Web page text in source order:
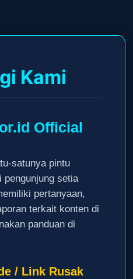
Kami
Official
satunya pintu
pengunjung setia
pertanyaan,
terkait konten di
panduan di
/ Link Rusak